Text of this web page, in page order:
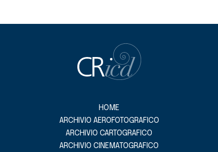
HOME
ARCHIVIO AEROFOTOGRAFICO
ARCHIVIO CARTOGRAFICO
ARCHIVIO CINEMATOGRAFICO